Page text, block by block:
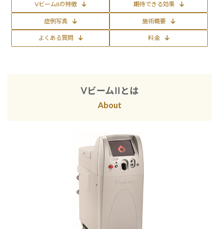
VビームIIの特徴 期待できる効果
症例写真 施術概要
よくある質問 料金
VビームIIとは
About